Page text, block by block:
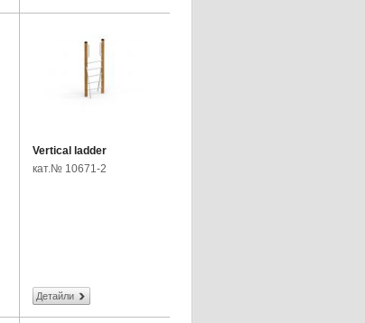
Vertical ladder
кат.№ 10671-2
Детайли